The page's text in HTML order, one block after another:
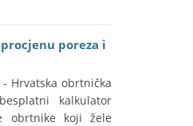
poreza i
- Hrvatska obrtnička
kalkulator
obrtnike koji žele